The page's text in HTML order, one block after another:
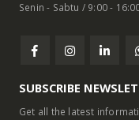
Senin - Sabtu / 9:00 -
SUBSCRIBE
Get all the latest